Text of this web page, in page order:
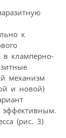
к
в кламперно-
механизм
и новой)
эффективным.
(рис. 3)